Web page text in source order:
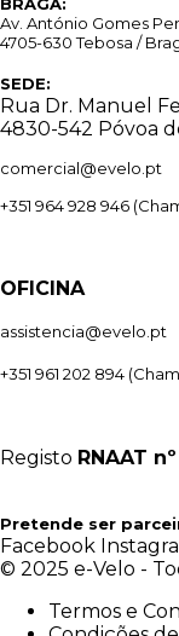
Av. António Gomes
4705-630 Tebosa /
SEDE:
Rua Dr. Manuel
4830-542 Póvoa
comercial@evelo.pt
+351 964 928 946
OFICINA
assistencia@evelo.pt
+351 961 202 894
Registo RNAAT
Pretende ser
Facebook
© 2025 e-Velo -
Termos e